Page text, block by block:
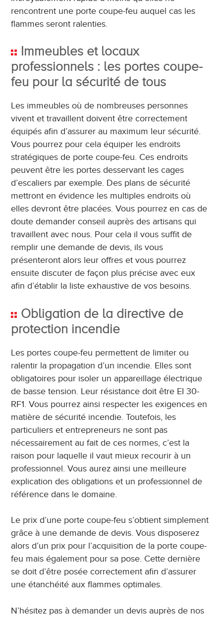
rencontrent une porte coupe-feu auquel cas les
flammes seront ralenties.
Immeubles et locaux
professionnels : les portes coupe-
feu pour la sécurité de tous
Les immeubles où de nombreuses personnes
vivent et travaillent doivent être correctement
équipés afin d’assurer au maximum leur sécurité.
Vous pourrez pour cela équiper les endroits
stratégiques de porte coupe-feu. Ces endroits
peuvent être les portes desservant les cages
d’escaliers par exemple. Des plans de sécurité
mettront en évidence les multiples endroits où
elles devront être placées. Vous pourrez en cas de
doute demander conseil auprès des artisans qui
travaillent avec nous. Pour cela il vous suffit de
remplir une demande de devis, ils vous
présenteront alors leur offres et vous pourrez
ensuite discuter de façon plus précise avec eux
afin d’établir la liste exhaustive de vos besoins.
Obligation de la directive de
protection incendie
Les portes coupe-feu permettent de limiter ou
ralentir la propagation d’un incendie. Elles sont
obligatoires pour isoler un appareillage électrique
de basse tension. Leur résistance doit être EI 30-
RF1. Vous pourrez ainsi respecter les exigences en
matière de sécurité incendie. Toutefois, les
particuliers et entrepreneurs ne sont pas
nécessairement au fait de ces normes, c’est la
raison pour laquelle il vaut mieux recourir à un
professionnel. Vous aurez ainsi une meilleure
explication des obligations et un professionnel de
référence dans le domaine.
Le prix d’une porte coupe-feu s’obtient simplement
grâce à une demande de devis. Vous disposerez
alors d’un prix pour l’acquisition de la porte coupe-
feu mais également pour sa pose. Cette dernière
se doit d’être posée correctement afin d’assurer
une étanchéité aux flammes optimales.
N’hésitez pas à demander un devis auprès de nos